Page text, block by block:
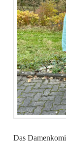
Das